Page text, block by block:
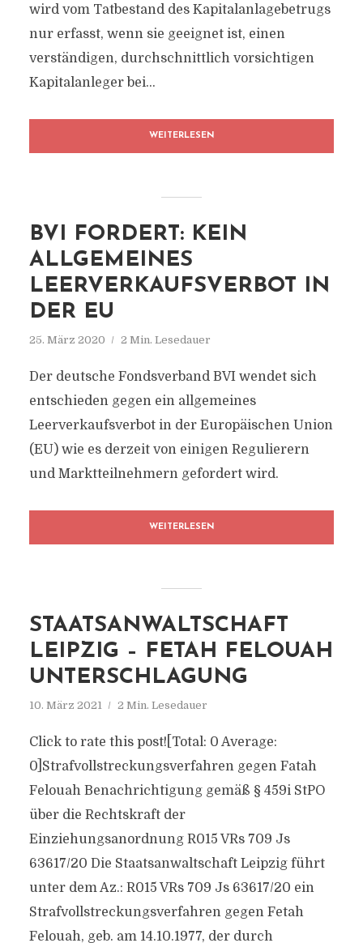
wird vom Tatbestand des Kapitalanlagebetrugs
nur erfasst, wenn sie geeignet ist, einen
verständigen, durchschnittlich vorsichtigen
Kapitalanleger bei...
WEITERLESEN
BVI FORDERT: KEIN
ALLGEMEINES
LEERVERKAUFSVERBOT IN
DER EU
25. März 2020 2 Min. Lesedauer
Der deutsche Fondsverband BVI wendet sich
entschieden gegen ein allgemeines
Leerverkaufsverbot in der Europäischen Union
(EU) wie es derzeit von einigen Regulierern
und Marktteilnehmern gefordert wird.
WEITERLESEN
STAATSANWALTSCHAFT
LEIPZIG – FETAH FELOUAH
UNTERSCHLAGUNG
10. März 2021 2 Min. Lesedauer
Click to rate this post![Total: 0 Average:
0]Strafvollstreckungsverfahren gegen Fatah
Felouah Benachrichtigung gemäß § 459i StPO
über die Rechtskraft der
Einziehungsanordnung R015 VRs 709 Js
63617/​20 Die Staatsanwaltschaft Leipzig führt
unter dem Az.: R015 VRs 709 Js 63617/​20 ein
Strafvollstreckungsverfahren gegen Fetah
Felouah, geb. am 14.10.1977, der durch